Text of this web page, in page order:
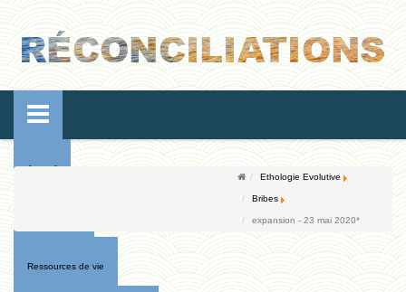
Accueil
Ressources de vie
Ethologie Evolutive
Bribes
expansion - 23 mai 2020*